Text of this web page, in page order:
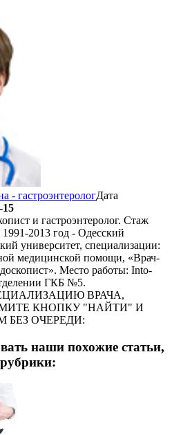
- гастроэнтерологДата
15
и гастроэнтеролог. Стаж
2013 год - Одесский
университет, специализации:
медицинской помощи, «Врач-
Место работы: Into-
ГКБ №5.
ВРАЧА,
КНОПКУ "НАЙТИ" И
ОЧЕРЕДИ:
наши похожие статьи,